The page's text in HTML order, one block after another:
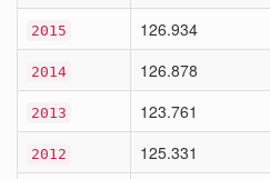
2015 126.934
2014 126.878
2013 123.761
2012 125.331